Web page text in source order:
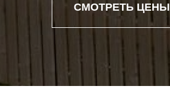
СМОТРЕТЬ ЦЕНЫ